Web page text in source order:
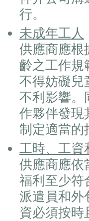
行。
未成年工人
供應商應根
齡之工作規
不得妨礙兒
不利影響。
作夥伴發現
制定適當的
工時、工資
供應商應依
福利至少符
派遣員和外
資必須按時